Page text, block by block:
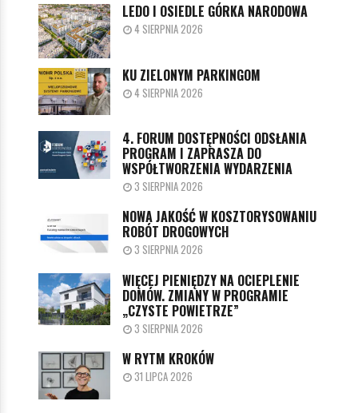
LEDO I OSIEDLE GÓRKA NARODOWA
4 SIERPNIA 2026
KU ZIELONYM PARKINGOM
4 SIERPNIA 2026
4. FORUM DOSTĘPNOŚCI ODSŁANIA
PROGRAM I ZAPRASZA DO
WSPÓŁTWORZENIA WYDARZENIA
3 SIERPNIA 2026
NOWA JAKOŚĆ W KOSZTORYSOWANIU
ROBÓT DROGOWYCH
3 SIERPNIA 2026
WIĘCEJ PIENIĘDZY NA OCIEPLENIE
DOMÓW. ZMIANY W PROGRAMIE
„CZYSTE POWIETRZE”
3 SIERPNIA 2026
W RYTM KROKÓW
31 LIPCA 2026